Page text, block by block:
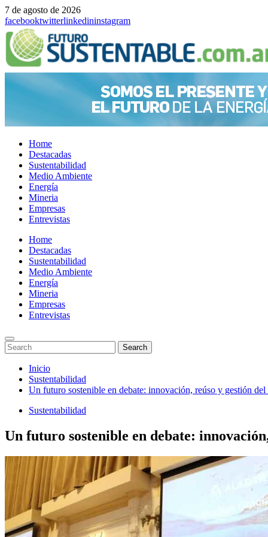
7 de agosto de 2026
facebooktwitterlinkedininstagram
Home
Destacadas
Sustentabilidad
Medio Ambiente
Energía
Mineria
Empresas
Entrevistas
Menu
Home
Destacadas
Sustentabilidad
Medio Ambiente
Energía
Mineria
Empresas
Entrevistas
Enter
Keyword
Search
for:
Search
Search
Saltar
contenido
Inicio
Sustentabilidad
Un futuro sostenible en debate: innovación, reúso y gestión del
Sustentabilidad
Un futuro sostenible en debate: